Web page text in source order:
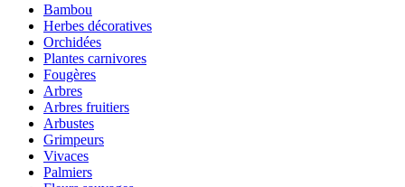
Bambou
Herbes décoratives
Orchidées
Plantes carnivores
Fougères
Arbres
Arbres fruitiers
Arbustes
Grimpeurs
Vivaces
Palmiers